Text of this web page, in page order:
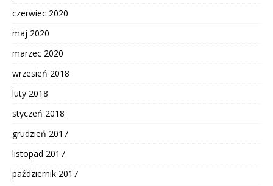
czerwiec 2020
maj 2020
marzec 2020
wrzesień 2018
luty 2018
styczeń 2018
grudzień 2017
listopad 2017
październik 2017